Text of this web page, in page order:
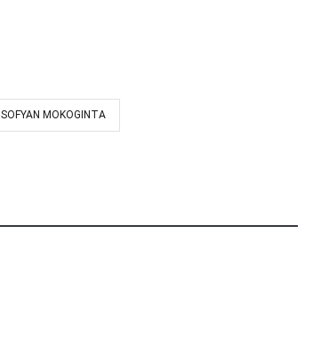
SOFYAN MOKOGINTA